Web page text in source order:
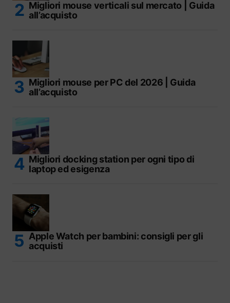
Migliori mouse verticali sul mercato | Guida
all’acquisto
Migliori mouse per PC del 2026 | Guida
all’acquisto
Migliori docking station per ogni tipo di
laptop ed esigenza
Apple Watch per bambini: consigli per gli
acquisti